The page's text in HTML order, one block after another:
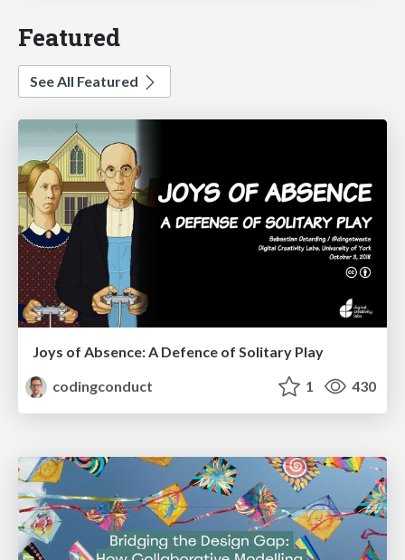
Featured
See All Featured
Joys of Absence: A Defence of Solitary Play
codingconduct
1 430